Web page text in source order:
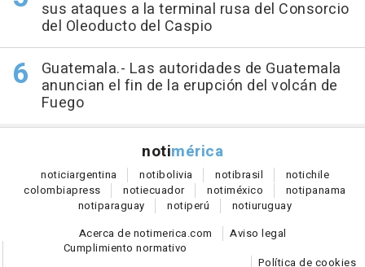
sus ataques a la terminal rusa del Consorcio
del Oleoducto del Caspio
Guatemala.- Las autoridades de Guatemala
anuncian el fin de la erupción del volcán de
Fuego
notimérica
noticiargentina notibolivia notibrasil notichile
colombiapress notiecuador notiméxico notipanama
notiparaguay notiperú notiuruguay
Acerca de notimerica.com
Aviso legal
Cumplimiento normativo
Política de cookies